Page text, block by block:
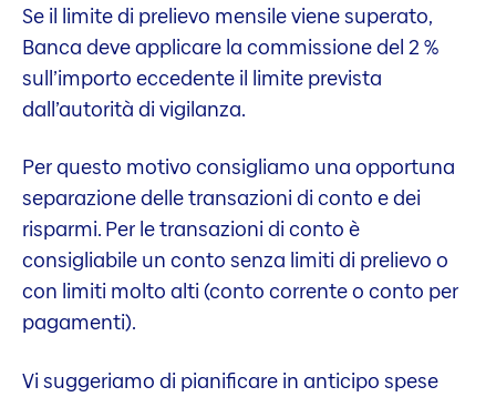
Se il limite di prelievo mensile viene superato,
Banca deve applicare la commissione del 2 %
sull’importo eccedente il limite prevista
dall’autorità di vigilanza.
Per questo motivo consigliamo una opportuna
separazione delle transazioni di conto e dei
risparmi. Per le transazioni di conto è
consigliabile un conto senza limiti di prelievo o
con limiti molto alti (conto corrente o conto per
pagamenti).
Vi suggeriamo di pianificare in anticipo spese